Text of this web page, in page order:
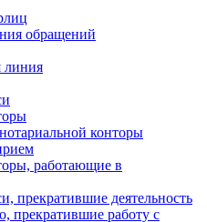
обращений
линия
конторы
работающие в
прекратившие деятельность
прекратившие работу с